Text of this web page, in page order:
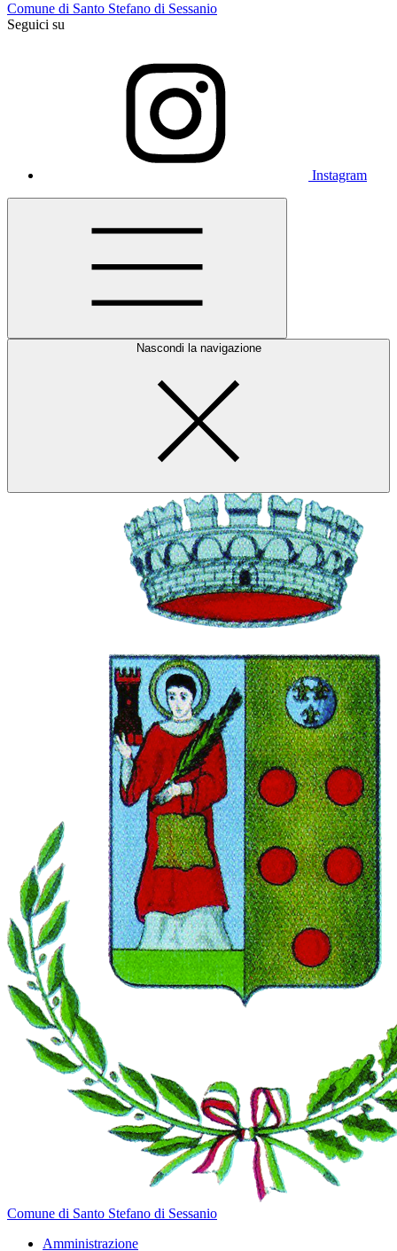
Comune di Santo Stefano di Sessanio
Seguici su
Instagram
Nascondi la navigazione
Comune di Santo Stefano di Sessanio
Amministrazione